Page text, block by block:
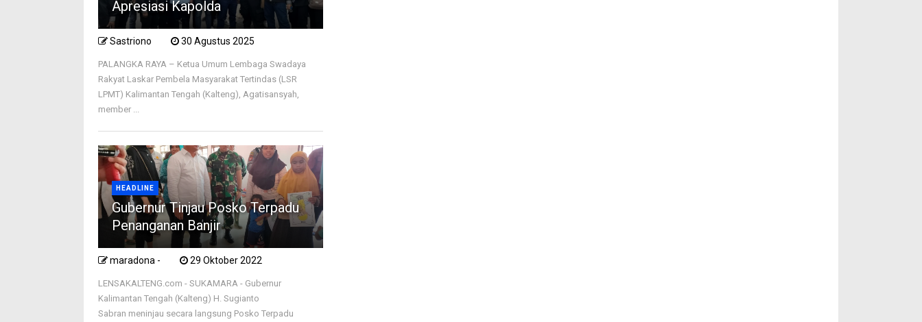
Apresiasi Kapolda
Sastriono 30 Agustus 2025
PALANGKA RAYA – Ketua Umum Lembaga Swadaya
Rakyat Laskar Pembela Masyarakat Tertindas (LSR
LPMT) Kalimantan Tengah (Kalteng), Agatisansyah,
member ...
HEADLINE
Gubernur Tinjau Posko Terpadu
Penanganan Banjir
maradona - 29 Oktober 2022
LENSAKALTENG.com - SUKAMARA - Gubernur
Kalimantan Tengah (Kalteng) H. Sugianto
Sabran meninjau secara langsung Posko Terpadu